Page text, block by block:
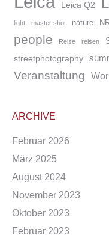
Leica Q2
light master shot nature
people Reise reisen
streetphotography
Veranstaltung
ARCHIVE
Februar 2026
März 2025
August 2024
November 2023
Oktober 2023
Februar 2023